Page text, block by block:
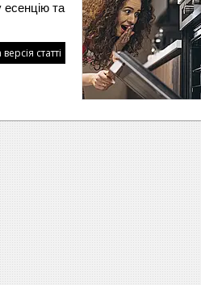
есенцію та
статті